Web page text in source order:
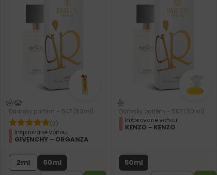
Dámsky parfém – 547 (50ml)
(3)
Inšpirované vôňou:
GIVENCHY - ORGANZA
2ml 50ml
Dámsky parfém – 507 (50ml)
Inšpirované vôňou:
KENZO - KENZO
50ml